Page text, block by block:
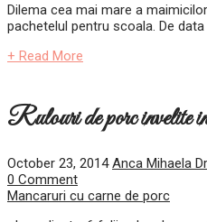
Dilema cea mai mare a
pachetelul pentru scoala. De
+ Read More
Rulouri de porc invelite
October 23, 2014 Anca Mihaela
0 Comment
Mancaruri cu carne de porc